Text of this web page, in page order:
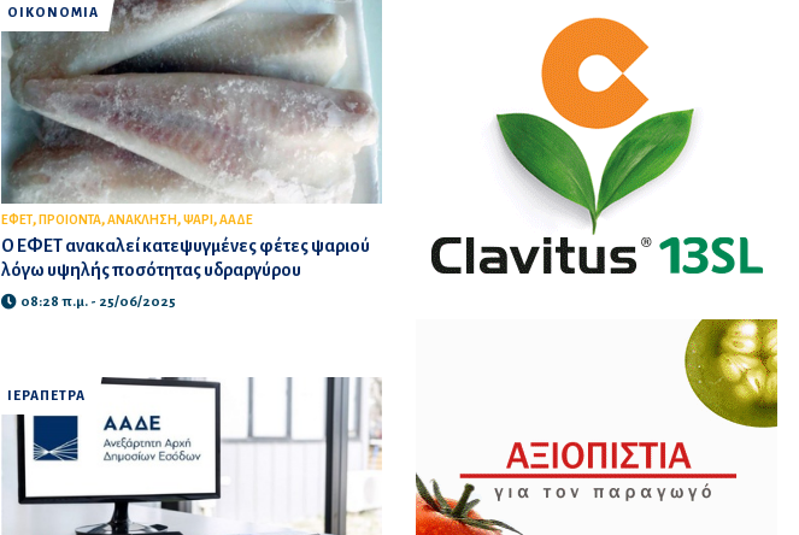
ΟΙΚΟΝΟΜΙΑ
ΕΦΕΤ, ΠΡΟΙΟΝΤΑ,ΑΝΑΚΛΗΣΗ,ΨΑΡΙ ,ΑΑΔΕ
O ΕΦΕΤ ανακαλεί κατεψυγμένες φέτες ψαριού
λόγω υψηλής ποσότητας υδραργύρου
08:28 π.μ. - 25/06/2025
ΙΕΡΑΠΕΤΡΑ